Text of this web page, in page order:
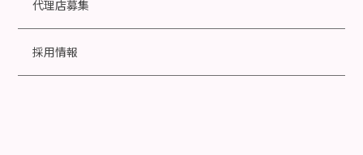
代理店募集
採用情報